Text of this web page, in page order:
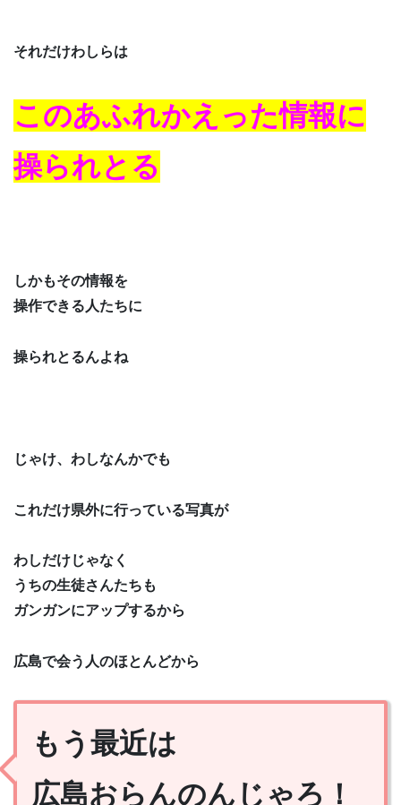
それだけわしらは
このあふれかえった情報に
操られとる
しかもその情報を
操作できる人たちに
操られとるんよね
じゃけ、わしなんかでも
これだけ県外に行っている写真が
わしだけじゃなく
うちの生徒さんたちも
ガンガンにアップするから
広島で会う人のほとんどから
もう最近は
広島おらんのんじゃろ！